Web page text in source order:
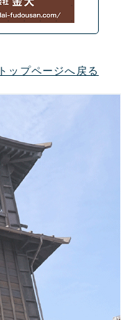
トップページへ戻る